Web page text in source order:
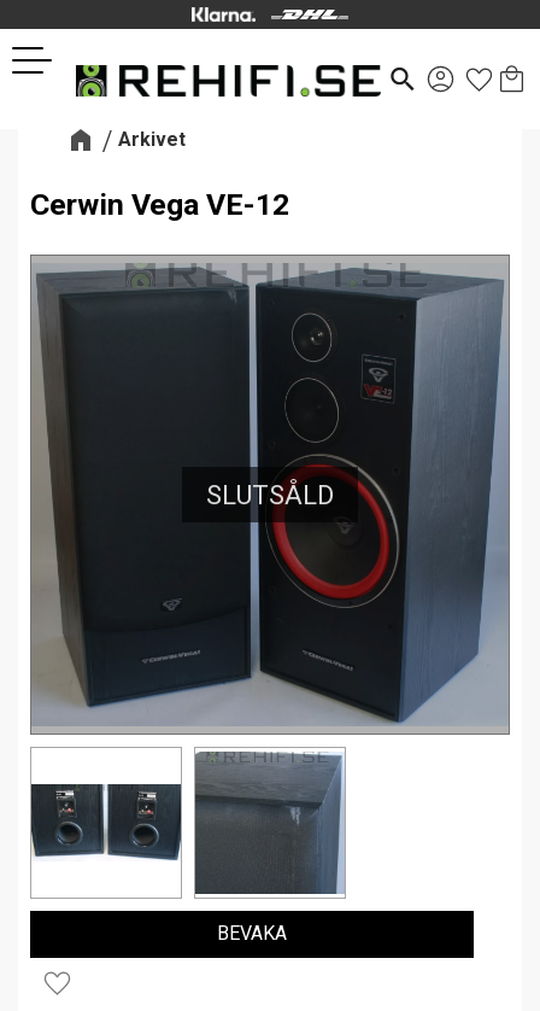
Meny
search
Arkivet
Cerwin Vega VE-12
SLUTSÅLD
Lägg till i favoriter
BEVAKA